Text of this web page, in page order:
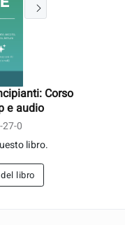
Corso
e audio
0
libro.
libro